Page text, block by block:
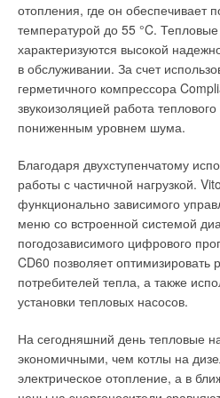
отопления, где он обеспечивает
температурой до 55 °C.
характеризуются высокой
в обслуживании. За счет
герметичного компрессора
звукоизоляцией работа
пониженным уровнем шума.
Благодаря двухступенчатому
работы с частичной нагрузкой.
функционально зависимого
меню со встроенной системой
погодозависимого цифрового
CD60 позволяет
потребителей тепла, а также
установки тепловых насосов.
На сегодняшний день тепловые
экономичными, чем котлы на
электрическое отопление, а в
так и наоборот — Б (рис. 1 ).
однотрубный
На рис. 2 показаноего
теплоносителя происходит «на
неприятностей, обычно
вибрацией затвора клапана и
уходит в байпас, гидравлическое
близко к сопротивлению
теплоотдаче радиаторов с 4-
Измерение теплоотдачи
осложняется тем, что
коэффициента затекания воды в
для определения теплоотдачи
двухтрубного узла FAR код 1456
модификацией однотрубного узла
через радиатор измерялся точно.
Все это еще раз доказывает, что
на основе трубопроводов Barbi —
экономически выгодное решение
традиционными системами
Читайте по теме:
ЖУРНАЛ СОК ДЕКАБРЬ 2008
→
Трубы системы Barbi —
ЖУРНАЛ СОК АВГУСТ 2007
→
Система трубопроводов
ЖУРНАЛ СОК АПРЕЛЬ 2007
→
Комплексная система
на рынке отопления
ЖУРНАЛ СОК ЯНВАРЬ 2007
→ Об утилизации тепловых